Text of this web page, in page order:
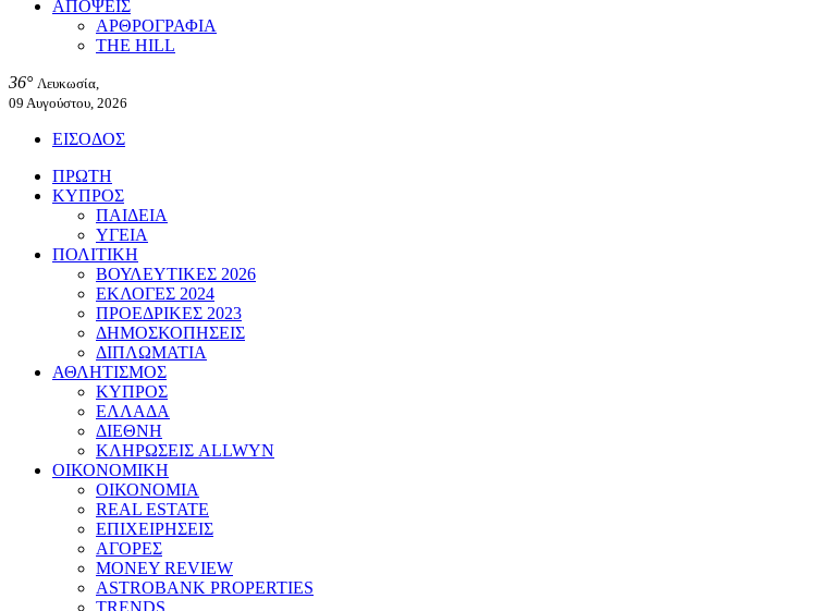
ΑΠΟΨΕΙΣ
ΑΡΘΡΟΓΡΑΦΙΑ
THE HILL
36° Λευκωσία,
09 Αυγούστου, 2026
ΕΙΣΟΔΟΣ
ΠΡΩΤΗ
ΚΥΠΡΟΣ
ΠΑΙΔΕΙΑ
ΥΓΕΙΑ
ΠΟΛΙΤΙΚΗ
ΒΟΥΛΕΥΤΙΚΕΣ 2026
ΕΚΛΟΓΕΣ 2024
ΠΡΟΕΔΡΙΚΕΣ 2023
ΔΗΜΟΣΚΟΠΗΣΕΙΣ
ΔΙΠΛΩΜΑΤΙΑ
ΑΘΛΗΤΙΣΜΟΣ
ΚΥΠΡΟΣ
ΕΛΛΑΔΑ
ΔΙΕΘΝΗ
ΚΛΗΡΩΣΕΙΣ ALLWYN
ΟΙΚΟΝΟΜΙΚΗ
ΟΙΚΟΝΟΜΙΑ
REAL ESTATE
ΕΠΙΧΕΙΡΗΣΕΙΣ
ΑΓΟΡΕΣ
MONEY REVIEW
ASTROBANK PROPERTIES
TRENDS